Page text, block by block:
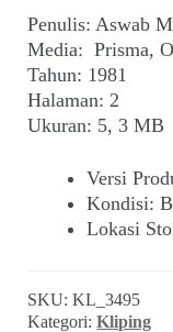
Penulis: Aswab
Media: Prisma,
Tahun: 1981
Halaman: 2
Ukuran: 5, 3 MB
Versi
Kondisi:
Lokasi
SKU:KL_3495
Kategori:Kliping